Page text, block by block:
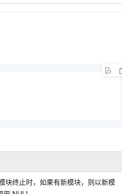
块终止时，如果有新模块，则以新模